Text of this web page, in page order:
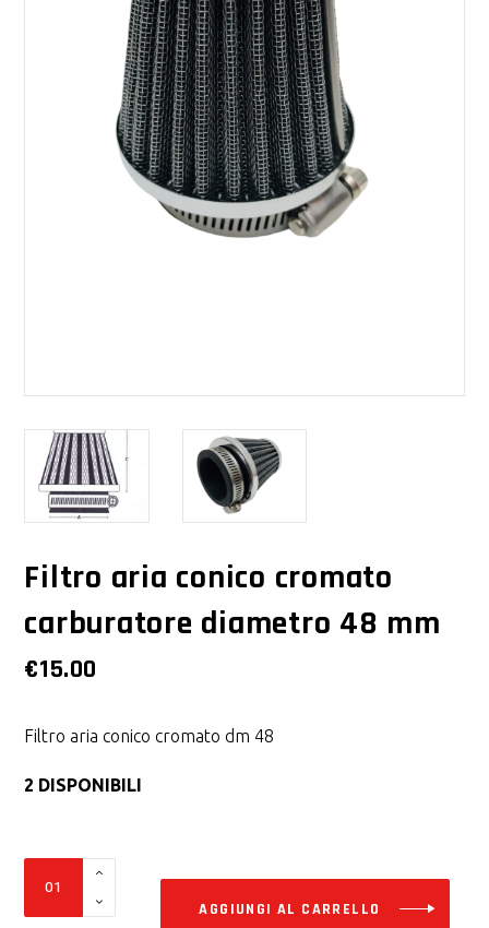
Filtro aria conico cromato
carburatore diametro 48 mm
€15.00
Filtro aria conico cromato dm 48
2 DISPONIBILI
AGGIUNGI AL CARRELLO